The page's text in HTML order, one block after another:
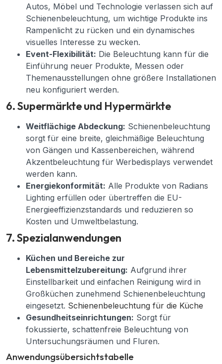
Autos, Möbel und Technologie verlassen sich auf
Schienenbeleuchtung, um wichtige Produkte ins
Rampenlicht zu rücken und ein dynamisches
visuelles Interesse zu wecken.
Event-Flexibilität: Die Beleuchtung kann für die
Einführung neuer Produkte, Messen oder
Themenausstellungen ohne größere Installationen
neu konfiguriert werden.
6. Supermärkte und Hypermärkte
Weitflächige Abdeckung: Schienenbeleuchtung
sorgt für eine breite, gleichmäßige Beleuchtung
von Gängen und Kassenbereichen, während
Akzentbeleuchtung für Werbedisplays verwendet
werden kann.
Energiekonformität: Alle Produkte von Radians
Lighting erfüllen oder übertreffen die EU-
Energieeffizienzstandards und reduzieren so
Kosten und Umweltbelastung.
7. Spezialanwendungen
Küchen und Bereiche zur
Lebensmittelzubereitung: Aufgrund ihrer
Einstellbarkeit und einfachen Reinigung wird in
Großküchen zunehmend Schienenbeleuchtung
eingesetzt. Schienenbeleuchtung für die Küche
Gesundheitseinrichtungen: Sorgt für
fokussierte, schattenfreie Beleuchtung von
Untersuchungsräumen und Fluren.
Anwendungsübersichtstabelle